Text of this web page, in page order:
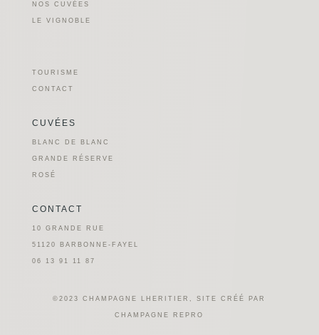
NOS CUVÉES
LE VIGNOBLE
TOURISME
CONTACT
CUVÉES
BLANC DE BLANC
GRANDE RÉSERVE
ROSÉ
CONTACT
10 GRANDE RUE
51120 BARBONNE-FAYEL
06 13 91 11 87
©2023 CHAMPAGNE LHERITIER, SITE CRÉÉ PAR
CHAMPAGNE REPRO